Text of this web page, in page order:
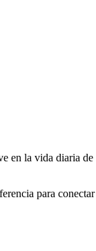
en la vida diaria
para